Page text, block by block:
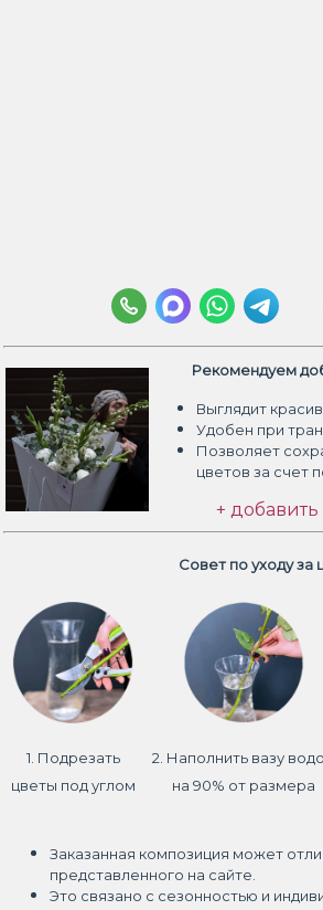
Рекомендуем
Выглядит
Удобен при
Позволяет
цветов за счет
+ добавить
Совет по уходу за
1. Подрезать
цветы под углом
2. Наполнить вазу
на 90% от размера
Заказанная композиция может
представленного на сайте.
Это связано с сезонностью и